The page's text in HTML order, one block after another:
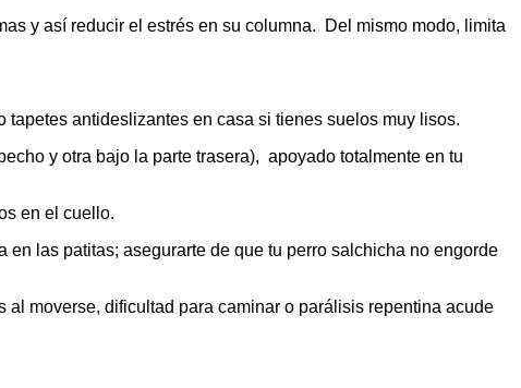
y así reducir el estrés en su columna. Del mismo modo, limita
antideslizantes en casa si tienes suelos muy lisos.
y otra bajo la parte trasera), apoyado totalmente en tu
en el cuello.
las patitas; asegurarte de que tu perro salchicha no engorde
moverse, dificultad para caminar o parálisis repentina acude